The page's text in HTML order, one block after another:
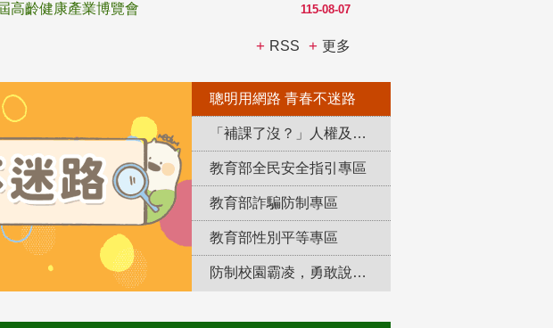
115-08-07
高齡健康產業博覽會
RSS 更多
聰明用網路 青春不迷路
「補課了沒？」人權及轉型正義教育專區
教育部全民安全指引專區
教育部詐騙防制專區
教育部性別平等專區
防制校園霸凌，勇敢說出來！